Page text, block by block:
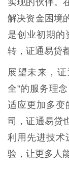
实现的伙伴。
解决资金困境
是创业初期的
转，证通易贷
展望未来，
全”的服务理
适应更加多变
司，证通易贷
利用先进技术
验，让更多人